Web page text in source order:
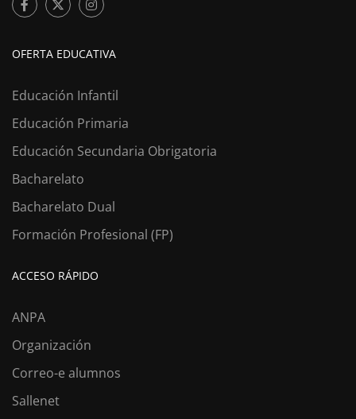
OFERTA EDUCATIVA
Educación Infantil
Educación Primaria
Educación Secundaria Obrigatoria
Bacharelato
Bacharelato Dual
Formación Profesional (FP)
ACCESO RÁPIDO
ANPA
Organización
Correo-e alumnos
Sallenet